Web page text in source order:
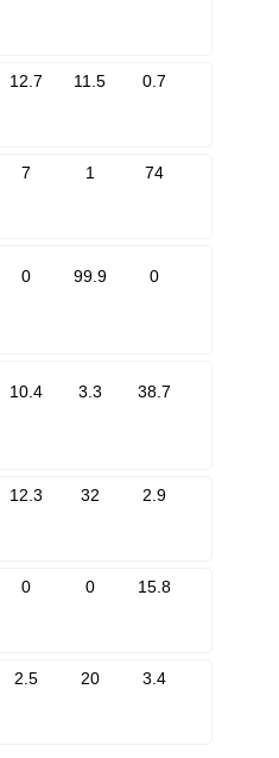
12.7 11.5 0.7
7 1 74
0 99.9 0
10.4 3.3 38.7
12.3 32 2.9
0 0 15.8
2.5 20 3.4